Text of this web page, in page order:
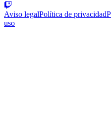
Aviso legalPolítica de privacidad
uso